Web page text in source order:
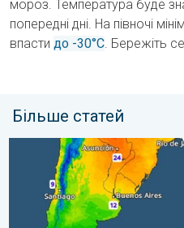
мороз. Температура буде
попередні дні. На півночі
впасти до -30°C. Бережіть
Більше статей
Крижані вітання з Південної